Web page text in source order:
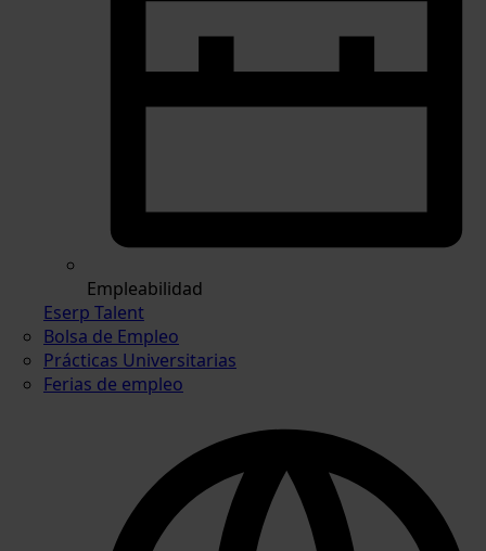
Empleabilidad
Eserp Talent
Bolsa de Empleo
Prácticas Universitarias
Ferias de empleo